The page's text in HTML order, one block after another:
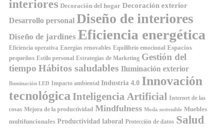
interiores Decoración del hogar Decoración exterior
Desarrollo personal Diseño de interiores
Diseño de jardines Eficiencia energética
Eficiencia operativa Energías renovables Equilibrio emocional Espacios
pequeños Estilo personal Estrategias de Marketing Gestión del
tiempo Hábitos saludables Iluminación exterior
Iluminación LED Impacto ambiental Industria 4.0 Innovación
tecnológica Inteligencia Artificial Internet de las
cosas Mejora de la productividad Mindfulness Moda sostenible Muebles
multifuncionales Productividad laboral Protección de datos Salud